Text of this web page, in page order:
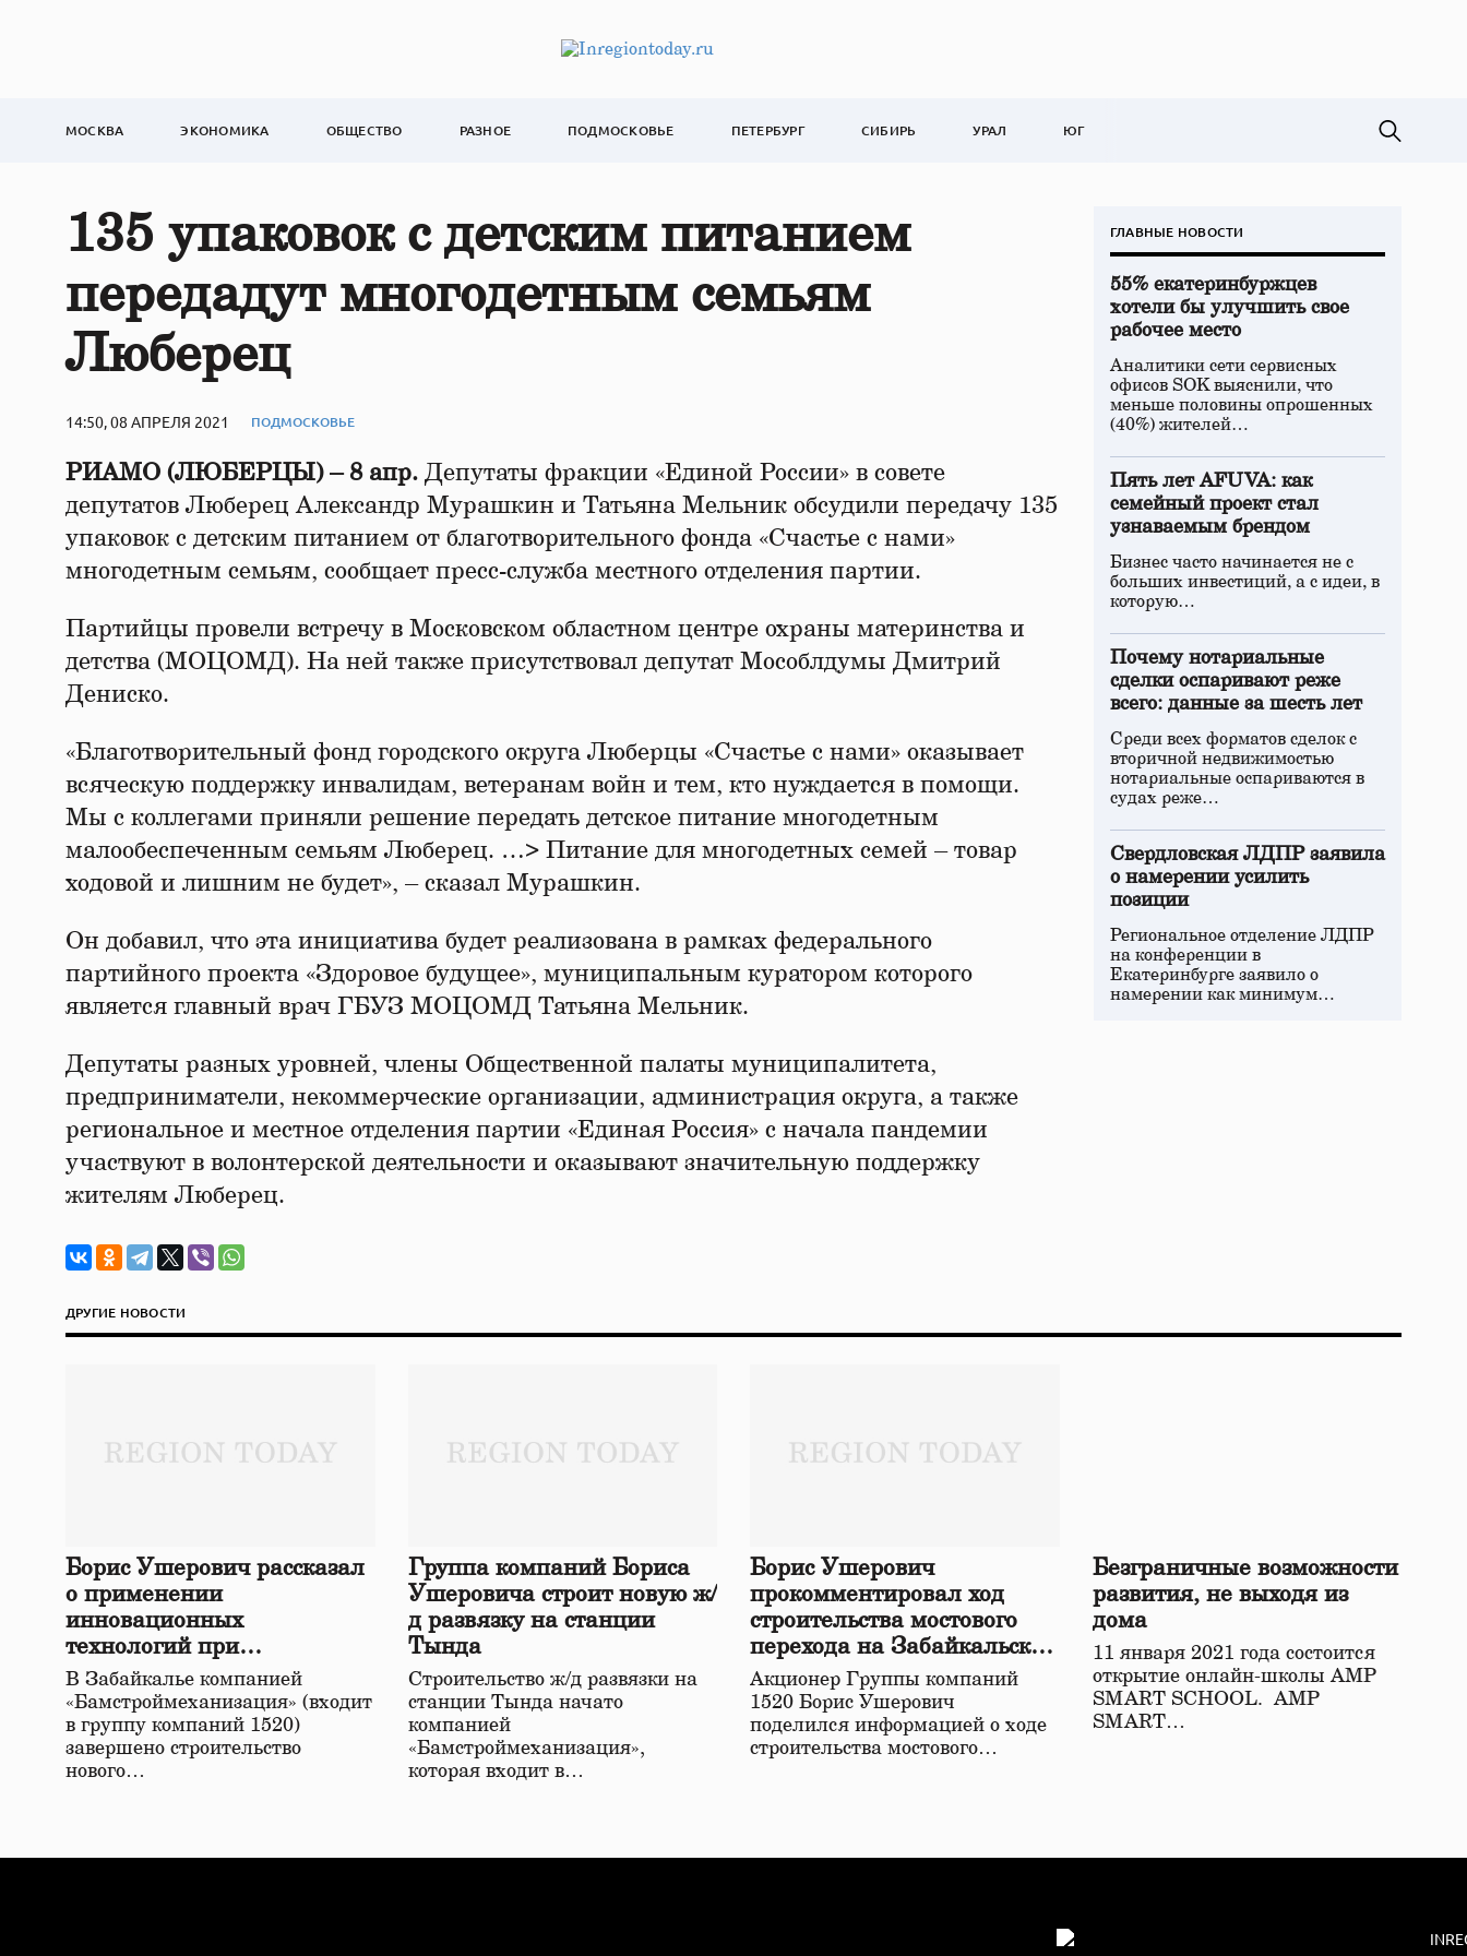
МОСКВА ЭКОНОМИКА ОБЩЕСТВО РАЗНОЕ ПОДМОСКОВЬЕ ПЕТЕРБУРГ СИБИРЬ УРАЛ ЮГ
135 упаковок с детским питанием
передадут многодетным семьям
Люберец
14:50, 08 АПРЕЛЯ 2021 ПОДМОСКОВЬЕ
РИАМО (ЛЮБЕРЦЫ) – 8 апр. Депутаты фракции «Единой России» в совете
депутатов Люберец Александр Мурашкин и Татьяна Мельник обсудили передачу 135
упаковок с детским питанием от благотворительного фонда «Счастье с нами»
многодетным семьям, сообщает пресс-служба местного отделения партии.
Партийцы провели встречу в Московском областном центре охраны материнства и
детства (МОЦОМД). На ней также присутствовал депутат Мособлдумы Дмитрий
Дениско.
«Благотворительный фонд городского округа Люберцы «Счастье с нами» оказывает
всяческую поддержку инвалидам, ветеранам войн и тем, кто нуждается в помощи.
Мы с коллегами приняли решение передать детское питание многодетным
малообеспеченным семьям Люберец. …> Питание для многодетных семей – товар
ходовой и лишним не будет», – сказал Мурашкин.
Он добавил, что эта инициатива будет реализована в рамках федерального
партийного проекта «Здоровое будущее», муниципальным куратором которого
является главный врач ГБУЗ МОЦОМД Татьяна Мельник.
Депутаты разных уровней, члены Общественной палаты муниципалитета,
предприниматели, некоммерческие организации, администрация округа, а также
региональное и местное отделения партии «Единая Россия» с начала пандемии
участвуют в волонтерской деятельности и оказывают значительную поддержку
жителям Люберец.
ГЛАВНЫЕ НОВОСТИ
55% екатеринбуржцев
хотели бы улучшить свое
рабочее место
Аналитики сети сервисных
офисов SOK выяснили, что
меньше половины опрошенных
(40%) жителей…
Пять лет AFUVA: как
семейный проект стал
узнаваемым брендом
Бизнес часто начинается не с
больших инвестиций, а с идеи, в
которую…
Почему нотариальные
сделки оспаривают реже
всего: данные за шесть лет
Среди всех форматов сделок с
вторичной недвижимостью
нотариальные оспариваются в
судах реже…
Свердловская ЛДПР заявила
о намерении усилить
позиции
Региональное отделение ЛДПР
на конференции в
Екатеринбурге заявило о
намерении как минимум…
ДРУГИЕ НОВОСТИ
Борис Ушерович рассказал
о применении
инновационных
технологий при
строительстве нового моста
в Забайкалье
В Забайкалье компанией
«Бамстроймеханизация» (входит
в группу компаний 1520)
завершено строительство
нового…
Группа компаний Бориса
Ушеровича строит новую ж/
д развязку на станции
Тында
Строительство ж/д развязки на
станции Тында начато
компанией
«Бамстроймеханизация»,
которая входит в…
Борис Ушерович
прокомментировал ход
строительства мостового
перехода на Забайкальской
железной дороге
Акционер Группы компаний
1520 Борис Ушерович
поделился информацией о ходе
строительства мостового…
Безграничные возможности
развития, не выходя из
дома
11 января 2021 года состоится
открытие онлайн-школы АМР
SMART SCHOOL. АМР
SMART…